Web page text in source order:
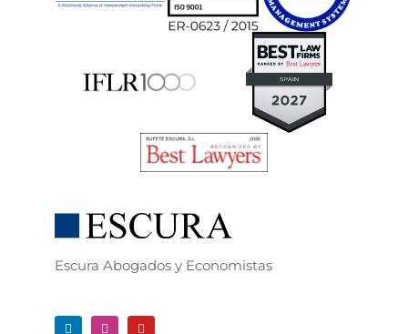
Escura Abogados y Economistas